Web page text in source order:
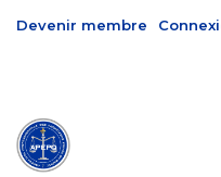
Devenir membre